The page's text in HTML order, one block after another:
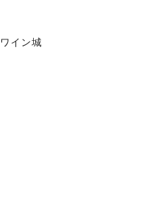
ワイン城